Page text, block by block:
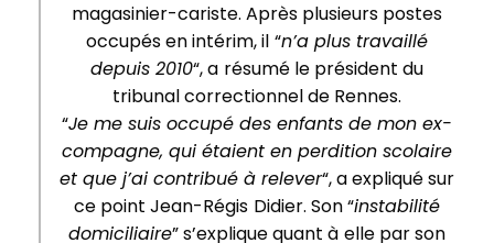
magasinier-cariste. Après plusieurs postes
occupés en intérim, il “n’a plus travaillé
depuis 2010“, a résumé le président du
tribunal correctionnel de Rennes.
“Je me suis occupé des enfants de mon ex-
compagne, qui étaient en perdition scolaire
et que j’ai contribué à relever“, a expliqué sur
ce point Jean-Régis Didier. Son “instabilité
domiciliaire” s’explique quant à elle par son